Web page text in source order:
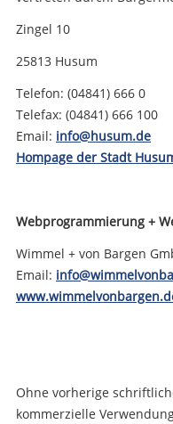
Zingel 10
25813 Husum
Telefon: (04841) 666 0
Telefax: (04841) 666 100
Email: info@husum.de
Hompage der Stadt
Webprogrammierung +
Wimmel + von Bargen
Email:
Ohne vorherige
kommerzielle